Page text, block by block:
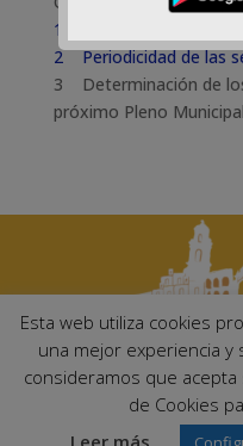
1 Constitución de la
2 Periodicidad de las
3 Determinación de
próximo Pleno Municipal
Ayuntamiento de Palma del
14700 –
Email:
Esta web utiliza cookies
una mejor experiencia y
consideramos que
de Cookies
Leer más